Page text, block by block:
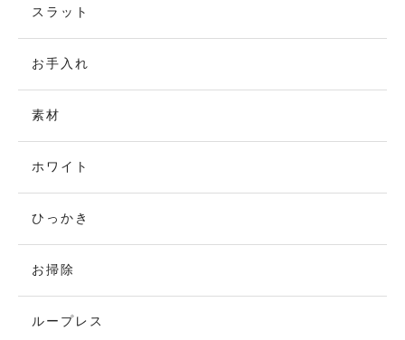
スラット
お手入れ
素材
ホワイト
ひっかき
お掃除
ループレス